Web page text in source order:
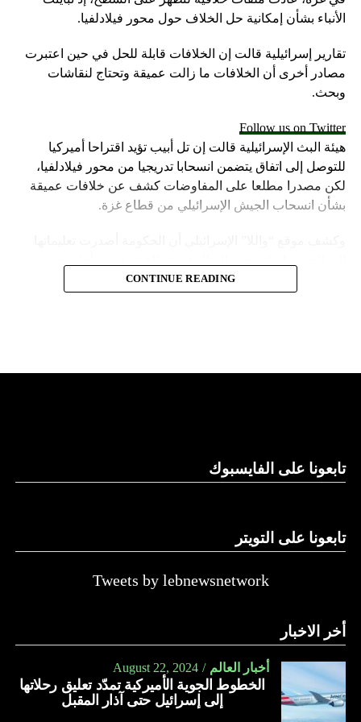
الأنباء بشأن إمكانية حل الخلاف حول محور فيلادلفيا.
تقارير إسرائيلية قالت إن الخلافات قابلة للحل في حين اعتبرت
مصادر أخرى أن الخلافات ما زالت عميقة وتحتاج لنقاشات
وبحث.
Follow us on Twitter
هيئة البث الإسرائيلية قالت إن تل أبيب تؤيد اقتراحا أميركيا
للتوصل إلى اتفاق يتضمن انسحابا تدريجيا من محور فيلادلفيا،
لكن مصدرا مطلعا على المفاوضات كشف عن خلافات عميقة
بشأن انسحاب الجيش الإسرائيلي من قطاع غزة.
موقف إسرائيل في محادثات الهدنة.
ووسط هذا المشهد، يأتي وصول وزير الخارجية الأميركي أنتوني
بلينكن إلى إسرائيل في جولة هي العاشرة له للمنطقة منذ السابع
زيارة تأتي في إطار الجهود الدبلوماسية المكثفة التي تبذلها
واشنطن للدفع بالمفاوضات والتوصل إلى اتفاق لوقف لإطلاق
الضغوط يجب أن تتوجه إلى حماس، وليس على حكومته.
كما وقال بيان من مكتب نتنياهو إنه مصر على بقاء القوات
الإسرائيلية في محور فيلادلفيا “لمنع الإرهابيين من إعادة
التسلح”.
CONTINUE READING
تابعونا على الفايسبوك
تابعونا على التويتر
Tweets by lebnewsnetwork
أخر الاخبار
أخبار العالم August 22, 2024
الخطوط الجوية الأميركية تمدّد تعليق رحلاتها
إلى إسرائيل حتى آذار المقبل